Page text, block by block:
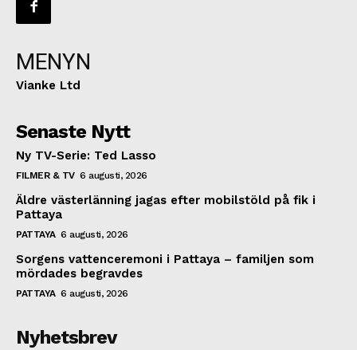
MENYN
Vianke Ltd
Senaste Nytt
Ny TV-Serie: Ted Lasso
FILMER & TV 6 augusti, 2026
Äldre västerlänning jagas efter mobilstöld på fik i
Pattaya
PATTAYA 6 augusti, 2026
Sorgens vattenceremoni i Pattaya – familjen som
mördades begravdes
PATTAYA 6 augusti, 2026
Nyhetsbrev